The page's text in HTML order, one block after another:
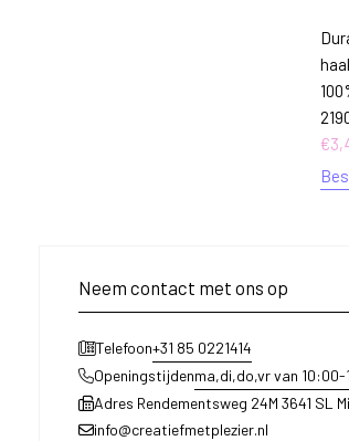
€
Neem contact met ons op
Telefoon+31 85 0221414
Openingstijdenma,di,do,vr van
Adres Rendementsweg 24M 3641 SL
info@creatiefmetplezier.nl